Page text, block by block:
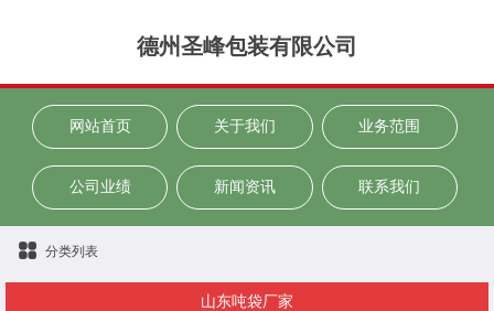
德州圣峰包装有限公司
网站首页 关于我们 业务范围
公司业绩 新闻资讯 联系我们
分类列表
山东吨袋厂家